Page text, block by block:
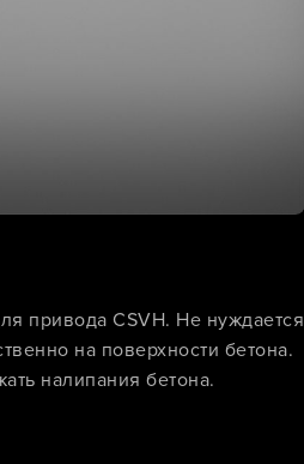
привода CSVH. Не нуждается
на поверхности бетона.
налипания бетона.